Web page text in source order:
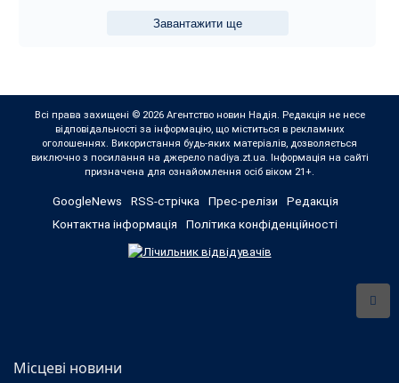
Завантажити ще
Всі права захищені © 2026 Агентство новин Надія. Редакція не несе
відповідальності за інформацію, що міститься в рекламних
оголошеннях. Використання будь-яких матеріалів, дозволяється
виключно з посилання на джерело nadiya.zt.ua. Інформація на сайті
призначена для ознайомлення осіб віком 21+.
GoogleNews RSS-стрічка Прес-релізи
Редакція
Контактна інформація
Політика конфіденційності
Місцеві новини